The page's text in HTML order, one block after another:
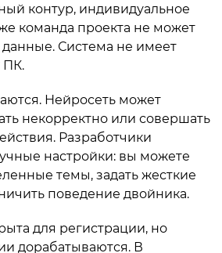
контур, индивидуальное
команда проекта не может
Система не имеет
ПК.
Нейросеть может
некорректно или совершать
Разработчики
настройки: вы можете
темы, задать жесткие
поведение двойника.
для регистрации, но
дорабатываются. В